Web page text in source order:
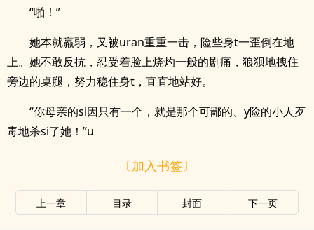
“啪！”
她本就羸弱，又被uran重重一击，险些身t一歪倒在地
上。她不敢反抗，忍受着脸上烧灼一般的剧痛，狼狈地拽住
旁边的桌腿，努力稳住身t，直直地站好。
“你母亲的si因只有一个，就是那个可鄙的、y险的小人歹
毒地杀si了她！”u
〔加入书签〕
上一章 目录 封面 下一页